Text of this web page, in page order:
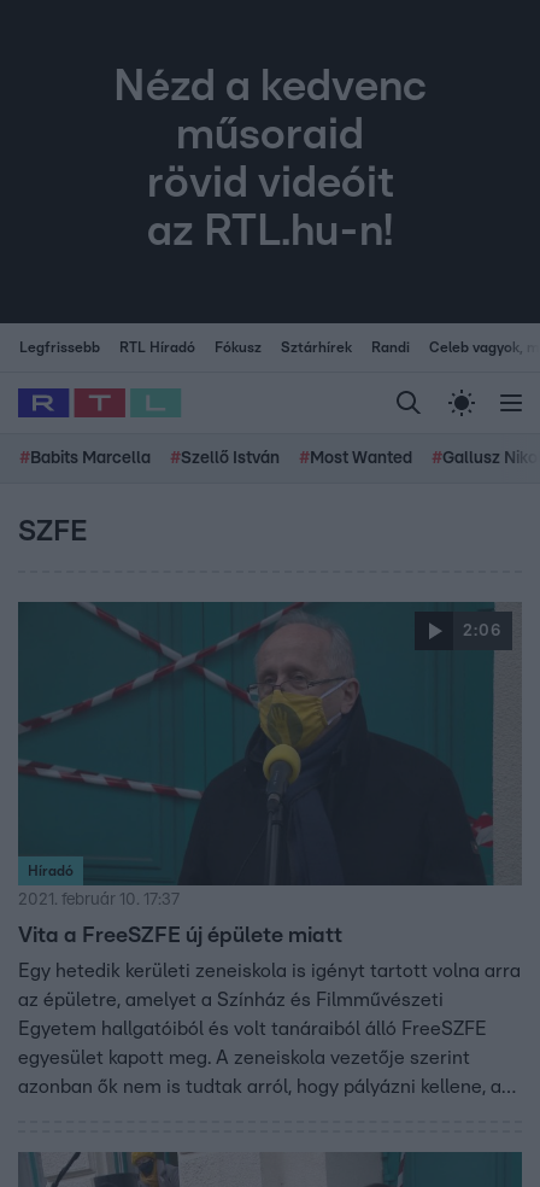
Nézd a kedvenc
műsoraid
rövid videóit
az RTL.hu-n!
Legfrissebb RTL Híradó Fókusz Sztárhírek Randi Celeb vagyok,
# Babits Marcella #Szellő István # Most Wanted #Gallusz
SZFE
2:06
Híradó
2021. február 10. 17:37
Vita a FreeSZFE új épülete miatt
Egy hetedik kerületi zeneiskola is igényt tartott volna arra
az épületre, amelyet a Színház és Filmművészeti
Egyetem hallgatóiból és volt tanáraiból álló FreeSZFE
egyesület kapott meg. A zeneiskola vezetője szerint
azonban ők nem is tudtak arról, hogy pályázni kellene, a
FreeSZFE Egyesület pályázott, ezért ők kapták meg a